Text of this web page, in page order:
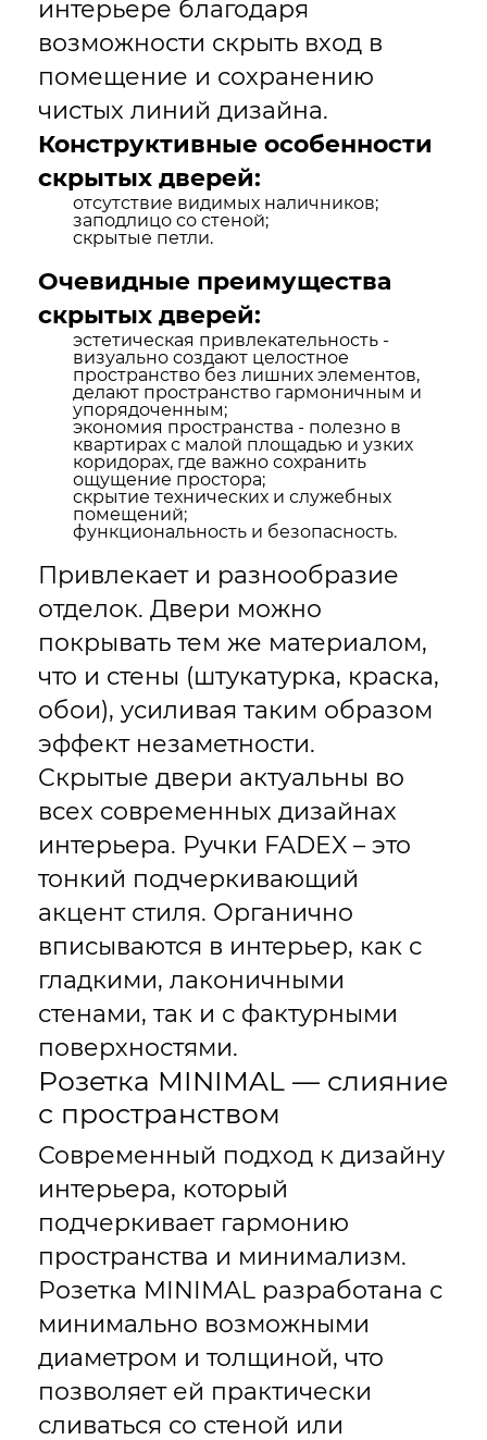
интерьере благодаря
возможности скрыть вход в
помещение и сохранению
чистых линий дизайна.
Конструктивные особенности
скрытых дверей:
отсутствие видимых наличников;
заподлицо со стеной;
скрытые петли.
Очевидные преимущества
скрытых дверей:
эстетическая привлекательность -
визуально создают целостное
пространство без лишних элементов,
делают пространство гармоничным и
упорядоченным;
экономия пространства - полезно в
квартирах с малой площадью и узких
коридорах, где важно сохранить
ощущение простора;
скрытие технических и служебных
помещений;
функциональность и безопасность.
Привлекает и разнообразие
отделок. Двери можно
покрывать тем же материалом,
что и стены (штукатурка, краска,
обои), усиливая таким образом
эффект незаметности.
Скрытые двери актуальны во
всех современных дизайнах
интерьера. Ручки FADEX – это
тонкий подчеркивающий
акцент стиля. Органично
вписываются в интерьер, как с
гладкими, лаконичными
стенами, так и с фактурными
поверхностями.
Розетка MINIMAL — слияние
с пространством
Современный подход к дизайну
интерьера, который
подчеркивает гармонию
пространства и минимализм.
Розетка MINIMAL разработана с
минимально возможными
диаметром и толщиной, что
позволяет ей практически
сливаться со стеной или